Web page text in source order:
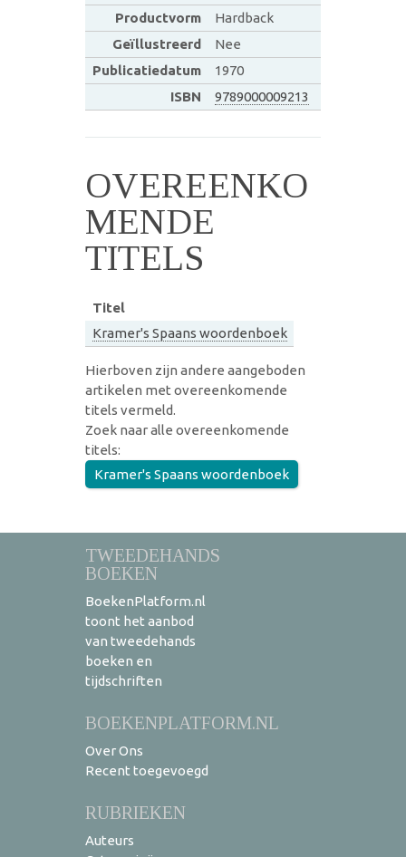
Productvorm
Hardback
Geïllustreerd
Nee
Publicatiedatum
1970
ISBN
9789000009213
OVEREENKO
MENDE
TITELS
Titel
Kramer's Spaans woordenboek
Hierboven zijn andere aangeboden
artikelen met overeenkomende
titels vermeld.
Zoek naar alle overeenkomende
titels:
Kramer's Spaans woordenboek
TWEEDEHANDS
BOEKEN
BoekenPlatform.nl
toont het aanbod
van tweedehands
boeken en
tijdschriften
BOEKENPLATFORM.NL
Over Ons
Recent toegevoegd
RUBRIEKEN
Auteurs